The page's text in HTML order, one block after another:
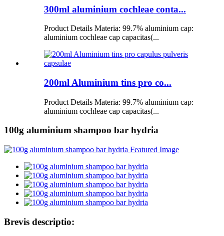
300ml aluminium cochleae conta...
Product Details Materia: 99.7% aluminium cap:
aluminium cochleae cap capacitas(...
200ml Aluminium tins pro co...
Product Details Materia: 99.7% aluminium cap:
aluminium cochleae cap capacitas(...
100g aluminium shampoo bar hydria
Brevis descriptio: